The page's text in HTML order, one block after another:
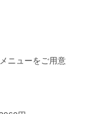
ニューをご用意